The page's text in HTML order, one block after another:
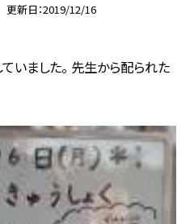
更新日 2019/12/16
いました。 先生から配られた